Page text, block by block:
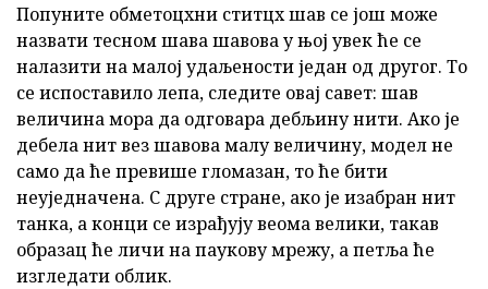
Попуните обметоцхни ститцх шав се још може
назвати тесном шава шавова у њој увек ће се
налазити на малој удаљености један од другог. То
се испоставило лепа, следите овај савет: шав
величина мора да одговара дебљину нити. Ако је
дебела нит вез шавова малу величину, модел не
само да ће превише гломазан, то ће бити
неуједначена. С друге стране, ако је изабран нит
танка, а конци се израђују веома велики, такав
образац ће личи на паукову мрежу, а петља ће
изгледати облик.